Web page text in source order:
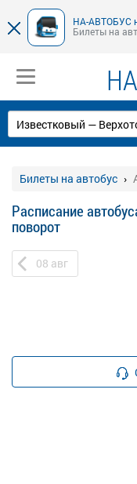
НА-АВТОБУС
Билеты на
Билеты на автобус
Расписание
поворот
08 авг